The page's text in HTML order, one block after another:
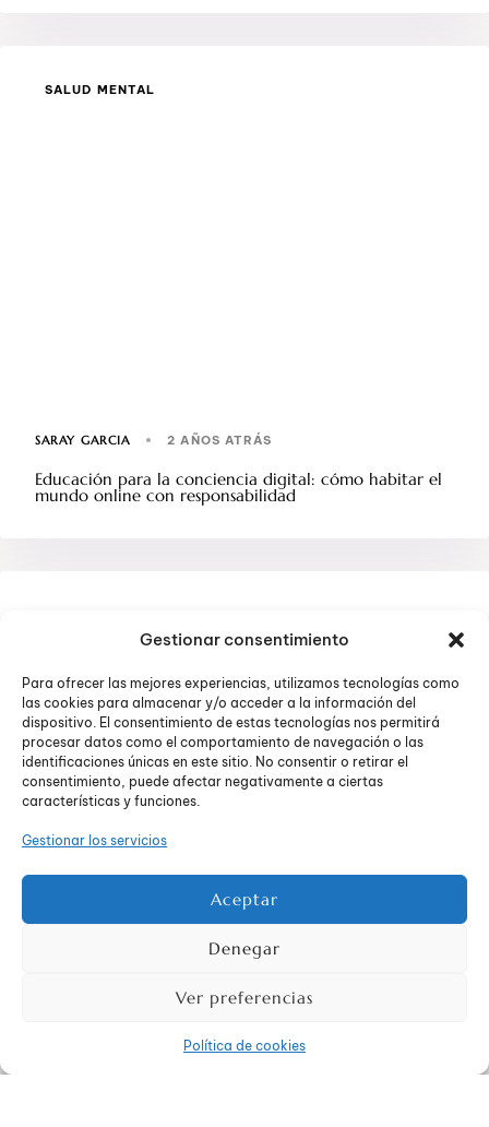
Gestionar consentimiento
Para ofrecer las mejores experiencias, utilizamos tecnologías como
las cookies para almacenar y/o acceder a la información del
dispositivo. El consentimiento de estas tecnologías nos permitirá
procesar datos como el comportamiento de navegación o las
identificaciones únicas en este sitio. No consentir o retirar el
consentimiento, puede afectar negativamente a ciertas
características y funciones.
Gestionar los servicios
Aceptar
Denegar
Ver preferencias
Política de cookies
SALUD MENTAL
SARAY GARCIA 2 AÑOS ATRÁS
Educación para la conciencia digital: cómo habitar el
mundo online con responsabilidad
El impacto del estrés y la ansiedad en la calidad del